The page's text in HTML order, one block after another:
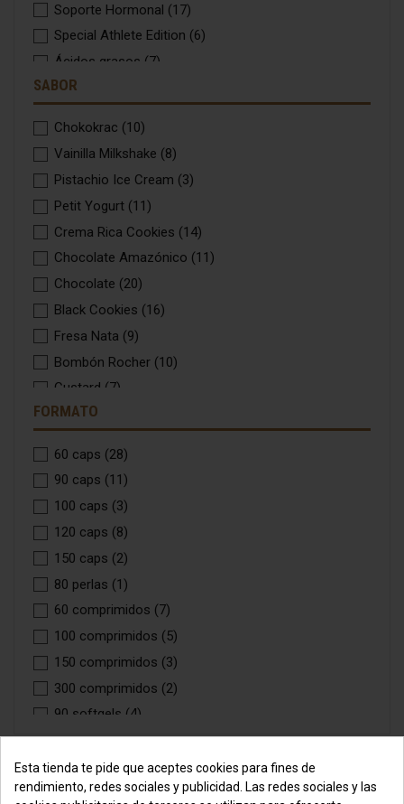
Soporte Hormonal (17)
Special Athlete Edition (6)
Ácidos grasos (7)
SABOR
Chokokrac (10)
Vainilla Milkshake (8)
Pistachio Ice Cream (3)
Petit Yogurt (11)
Crema Rica Cookies (14)
Chocolate Amazónico (11)
Chocolate (20)
Black Cookies (16)
Fresa Nata (9)
Bombón Rocher (10)
Custard (7)
Cookies & Cream
Frapuccino(3)
Mango Pineapple
Choco Milk Bar
Happy Cream
Red Velvet (1)
Stracciatella
Vainilla Coconut Cake
White Choco Rings (14)
Black cookies & White Choco
Choco Milk Crunchy Bar
Cookie Dough(2)
FORMATO
60 caps (28)
90 caps (11)
100 caps (3)
120 caps (8)
150 caps (2)
80 perlas (1)
60 comprimidos (7)
100 comprimidos (5)
150 comprimidos (3)
300 comprimidos (2)
90 softgels (4)
100 softgels(1)
120 softgels(1)
200 softgels(1)
Esta tienda te pide que aceptes cookies para fines de
rendimiento, redes sociales y publicidad. Las redes sociales y las